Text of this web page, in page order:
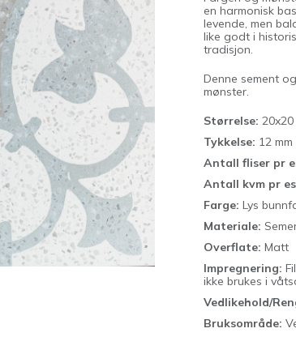
en harmonisk
levende, men
like godt i
tradisjon.
Denne sement
mønster.
Størrelse: 20x20
Tykkelse: 12 mm
Antall fliser pr
Antall kvm pr
Farge: Lys
Materiale:
Overflate: Matt
Impregnering:
ikke brukes i
Vedlikehold/
Bruksområde: